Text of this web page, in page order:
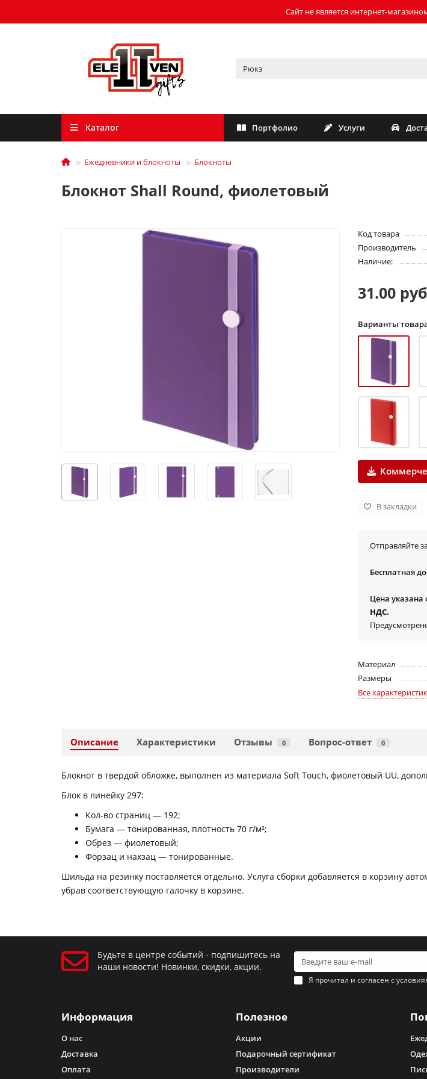
Сайт не является интернет-
Каталог Портфолио Услуги
Ежедневники и блокноты Блокноты
Блокнот Shall Round, фиолетовый
Код товара
Производитель
Наличие:
31.00
Варианты
В закладки
Отправляйте
Бесплатная
Цена указана
НДС.
Материал
Размеры
Все
Описание Характеристики Отзывы 0 Вопрос-ответ 0
Блокнот в твердой обложке, выполнен из материала Soft Touch, фиолетовый UU,
Блок в линейку 297:
Кол-во страниц — 192;
Бумага — тонированная, плотность 70 г/м²;
Обрез — фиолетовый;
Форзац и нахзац — тонированные.
Шильда на резинку поставляется отдельно. Услуга сборки добавляется в корзину
убрав соответствующую галочку в корзине.
Будьте в центре событий - подпишитесь на
наши новости! Новинки, скидки, акции.
Я прочитал и согласен с
Информация
О нас
Доставка
Оплата
Полезное
Акции
Подарочный сертификат
Производители